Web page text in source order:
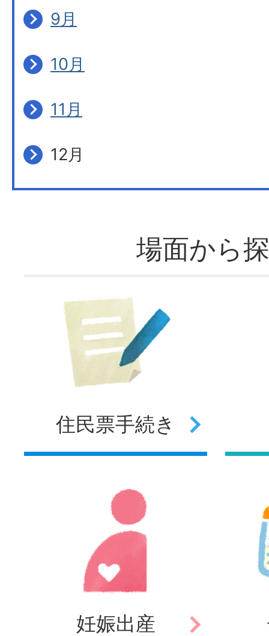
9月
10月
11月
12月
場面から
住民票手続き
妊娠出産